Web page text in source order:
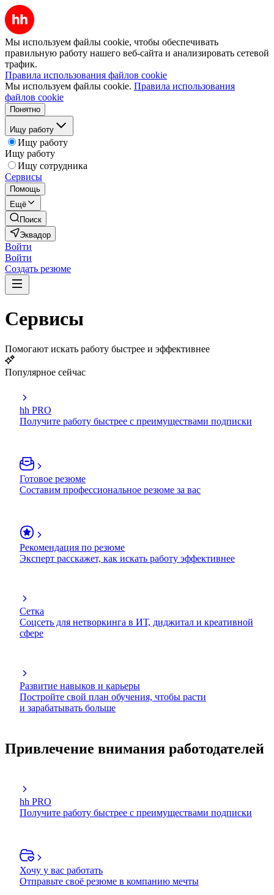
Мы используем файлы cookie, чтобы обеспечивать
правильную работу нашего веб-сайта и анализировать сетевой
трафик.
Правила использования файлов cookie
Мы используем файлы cookie. Правила использования
файлов cookie
Понятно
Ищу работу
Ищу работу
Ищу работу
Ищу сотрудника
Сервисы
Помощь
Ещё
Поиск
Эквадор
Войти
Войти
Создать резюме
Сервисы
Помогают искать работу быстрее и эффективнее
Популярное сейчас
hh PRO
Получите работу быстрее с преимуществами подписки
Готовое резюме
Составим профессиональное резюме за вас
Рекомендация по резюме
Эксперт расскажет, как искать работу эффективнее
Сетка
Соцсеть для нетворкинга в ИТ, диджитал и креативной
сфере
Развитие навыков и карьеры
Постройте свой план обучения, чтобы расти
и зарабатывать больше
Привлечение внимания работодателей
hh PRO
Получите работу быстрее с преимуществами подписки
Хочу у вас работать
Отправьте своё резюме в компанию мечты